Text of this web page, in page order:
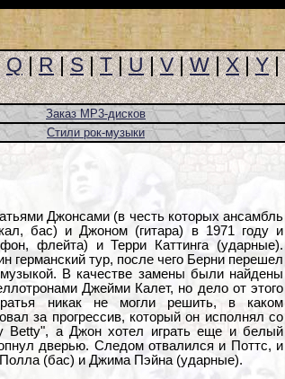
Q|R|S|T|U|V|W|X|Y|
Заказ MP3-дисков
Стили рок-музыки
Джонсами (в честь которых ансамбль
бас) и Джоном (гитара) в 1971 году и
флейта) и Терри Каттинга (ударные).
германский тур, после чего Берни перешел
В качестве замены были найдены
Джейми Калет, но дело от этого
никак не могли решить, в каком
за прогрессив, который он исполнял со
Betty", а Джон хотел играть еще и белый
дверью. Следом отвалился и Поттс, и
(бас) и Джима Пэйна (ударные).